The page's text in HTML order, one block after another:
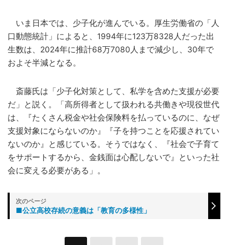
いま日本では、少子化が進んでいる。厚生労働省の「人
口動態統計」によると、1994年に123万8328人だった出
生数は、2024年に推計68万7080人まで減少し、30年で
およそ半減となる。
斎藤氏は「少子化対策として、私学を含めた支援が必要
だ」と説く。「高所得者として扱われる共働きや現役世代
は、『たくさん税金や社会保険料を払っているのに、なぜ
支援対象にならないのか』『子を持つことを応援されてい
ないのか』と感じている。そうではなく、『社会で子育て
をサポートするから、金銭面は心配しないで』といった社
会に変える必要がある」。
■公立高校存続の意義は「教育の多様性」